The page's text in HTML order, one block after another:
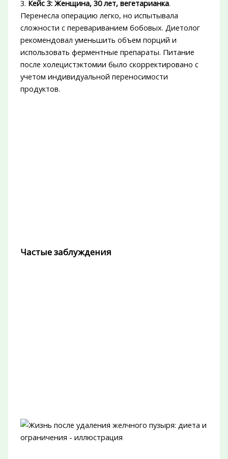
3. Кейс 3: Женщина, 30 лет, вегетарианка.
Перенесла операцию легко, но испытывала
сложности с перевариванием бобовых. Диетолог
рекомендовал уменьшить объем порций и
использовать ферментные препараты. Питание
после холецистэктомии было скорректировано с
учетом индивидуальной переносимости
продуктов.
Частые заблуждения